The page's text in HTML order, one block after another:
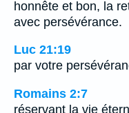
honnête et bon, la
avec persévérance.
Luc 21:19
par votre
Romains 2:7
réservant la vie